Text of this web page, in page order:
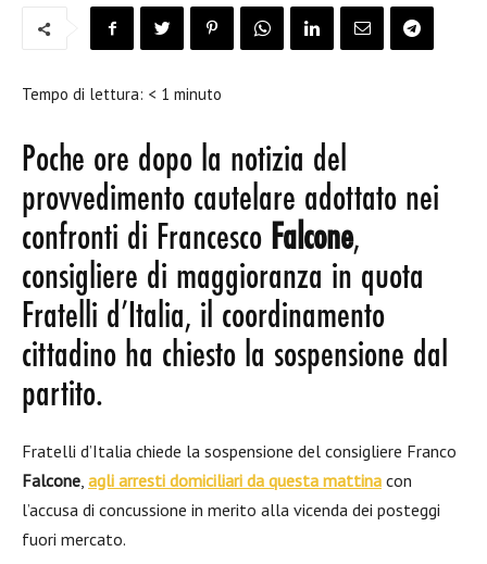
Tempo di lettura: < 1 minuto
Poche ore dopo la notizia del
provvedimento cautelare adottato nei
confronti di Francesco Falcone,
consigliere di maggioranza in quota
Fratelli d’Italia, il coordinamento
cittadino ha chiesto la sospensione dal
partito.
Fratelli d’Italia chiede la sospensione del consigliere Franco
Falcone, agli arresti domiciliari da questa mattina con
l’accusa di concussione in merito alla vicenda dei posteggi
fuori mercato.